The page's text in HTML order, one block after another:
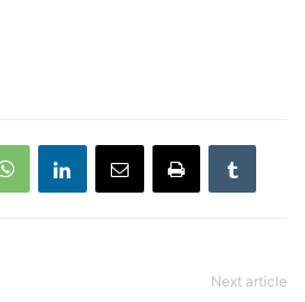
Next article